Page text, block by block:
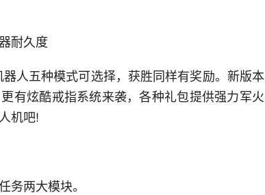
耐久度
人五种模式可选择，获胜同样有奖励。新版本
有炫酷戒指系统来袭，各种礼包提供强力军火
机吧!
务两大模块。